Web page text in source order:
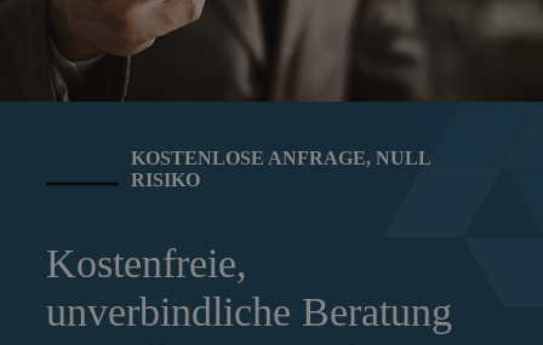
KOSTENLOSE ANFRAGE, NULL
RISIKO
Kostenfreie,
unverbindliche Beratung